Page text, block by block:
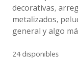
decorativas,
metalizados,
general y algo
24 disponibles